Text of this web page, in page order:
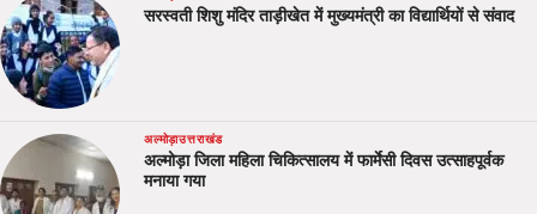
सरस्वती शिशु मंदिर ताड़ीखेत में मुख्यमंत्री का विद्यार्थियों से संवाद
अल्मोड़ाउत्तराखंड
अल्मोड़ा जिला महिला चिकित्सालय में फार्मेसी दिवस उत्साहपूर्वक
मनाया गया